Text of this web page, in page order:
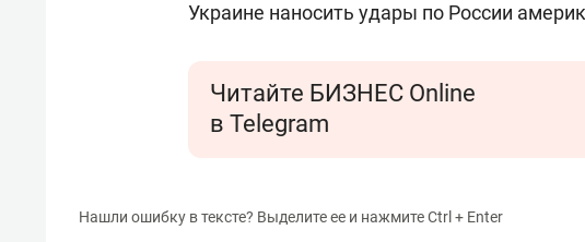
Украине наносить удары по России
Читайте БИЗНЕС Online
в Telegram
Нашли ошибку в тексте? Выделите ее и нажмите Ctrl + Enter